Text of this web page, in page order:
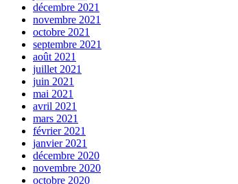
décembre 2021
novembre 2021
octobre 2021
septembre 2021
août 2021
juillet 2021
juin 2021
mai 2021
avril 2021
mars 2021
février 2021
janvier 2021
décembre 2020
novembre 2020
octobre 2020